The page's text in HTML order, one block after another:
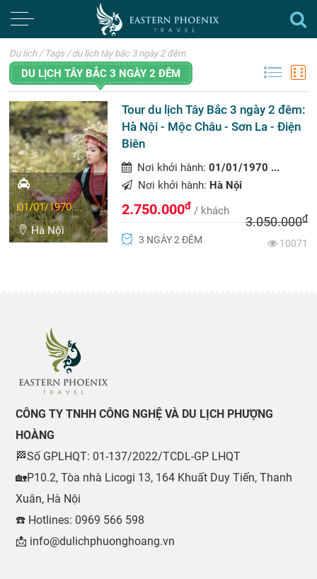
Du lịch / Tags / du lịch tây bắc 3 ngày 2 đêm
DU LỊCH TÂY BẮC 3 NGÀY 2 ĐÊM
01/01/1970 ...
Hà Nội
Tour du lịch Tây Bắc 3 ngày 2 đêm:
Hà Nội - Mộc Châu - Sơn La - Điện
Biên
Nơi khởi hành:01/01/1970 ...
Nơi khởi hành: Hà Nội
2.750.000đ / khách
3.050.000đ
3 NGÀY 2 ĐÊM
10071
CÔNG TY TNHH CÔNG NGHỆ VÀ DU LỊCH PHƯỢNG
HOÀNG
🏁Số GPLHQT: 01-137/2022/TCDL-GP LHQT
🏡P10.2, Tòa nhà Licogi 13, 164 Khuất Duy Tiến, Thanh
Xuân, Hà Nội
☎️ Hotlines: 0969 566 598
📩 info@dulichphuonghoang.vn